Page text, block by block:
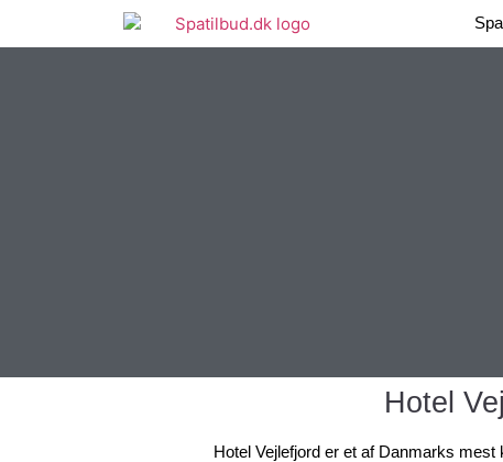
Hotel
Hotel Vejlefjord er et af Danmarks